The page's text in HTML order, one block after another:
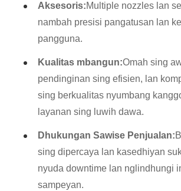
Aksesoris:Multiple nozzles lan
nambah presisi pangatusan lan
pangguna.
Kualitas mbangun:Omah sing
pendinginan sing efisien, lan
sing berkualitas nyumbang
layanan sing luwih dawa.
Dhukungan Sawise Penjualan:
sing dipercaya lan kasedhiyan
nyuda downtime lan nglindhungi
sampeyan.